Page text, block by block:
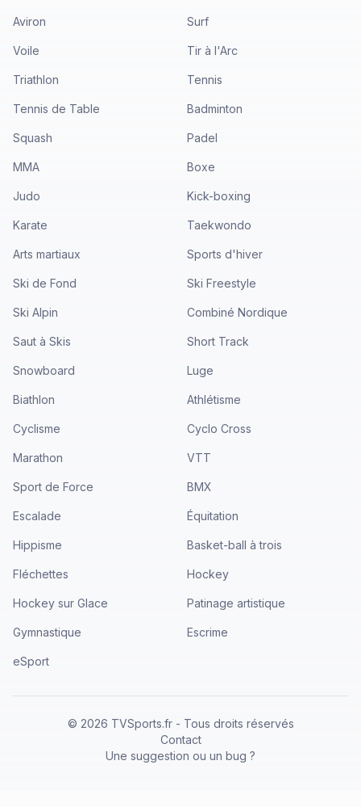
Aviron Surf
Voile Tir à l'Arc
Triathlon Tennis
Tennis de Table Badminton
Squash Padel
MMA Boxe
Judo Kick-boxing
Karate Taekwondo
Arts martiaux Sports d'hiver
Ski de Fond Ski Freestyle
Ski Alpin Combiné Nordique
Saut à Skis Short Track
Snowboard Luge
Biathlon Athlétisme
Cyclisme Cyclo Cross
Marathon VTT
Sport de Force BMX
Escalade Équitation
Hippisme Basket-ball à trois
Fléchettes Hockey
Hockey sur Glace Patinage artistique
Gymnastique Escrime
eSport
© 2026 TVSports.fr - Tous droits réservés
Contact
Une suggestion ou un bug ?